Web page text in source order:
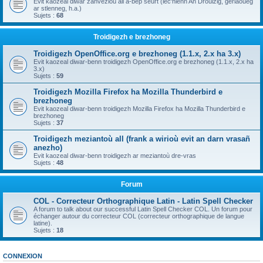
ar stlenneg, h.a.)
Sujets : 68
Troidigezh e brezhoneg
Troidigezh OpenOffice.org e brezhoneg (1.1.x, 2.x ha 3.x)
Evit kaozeal diwar-benn troidigezh OpenOffice.org e brezhoneg (1.1.x, 2.x ha
3.x)
Sujets : 59
Troidigezh Mozilla Firefox ha Mozilla Thunderbird e
brezhoneg
Evit kaozeal diwar-benn troidigezh Mozilla Firefox ha Mozilla Thunderbird e
brezhoneg
Sujets : 37
Troidigezh meziantoù all (frank a wirioù evit an darn vrasañ
anezho)
Evit kaozeal diwar-benn troidigezh ar meziantoù dre-vras
Sujets : 48
Forum
COL - Correcteur Orthographique Latin - Latin Spell Checker
A forum to talk about our successful Latin Spell Checker COL. Un forum pour
échanger autour du correcteur COL (correcteur orthographique de langue
latine).
Sujets : 18
CONNEXION